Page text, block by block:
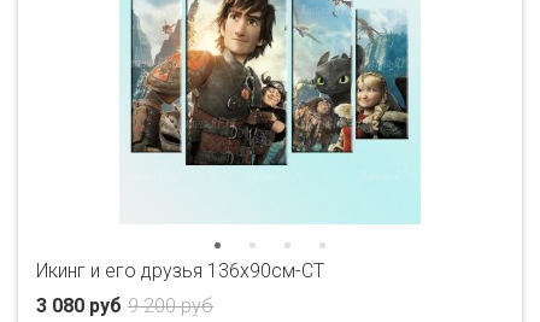
Икинг и его друзья 136х90см-CT
9 200 руб
3 080 руб